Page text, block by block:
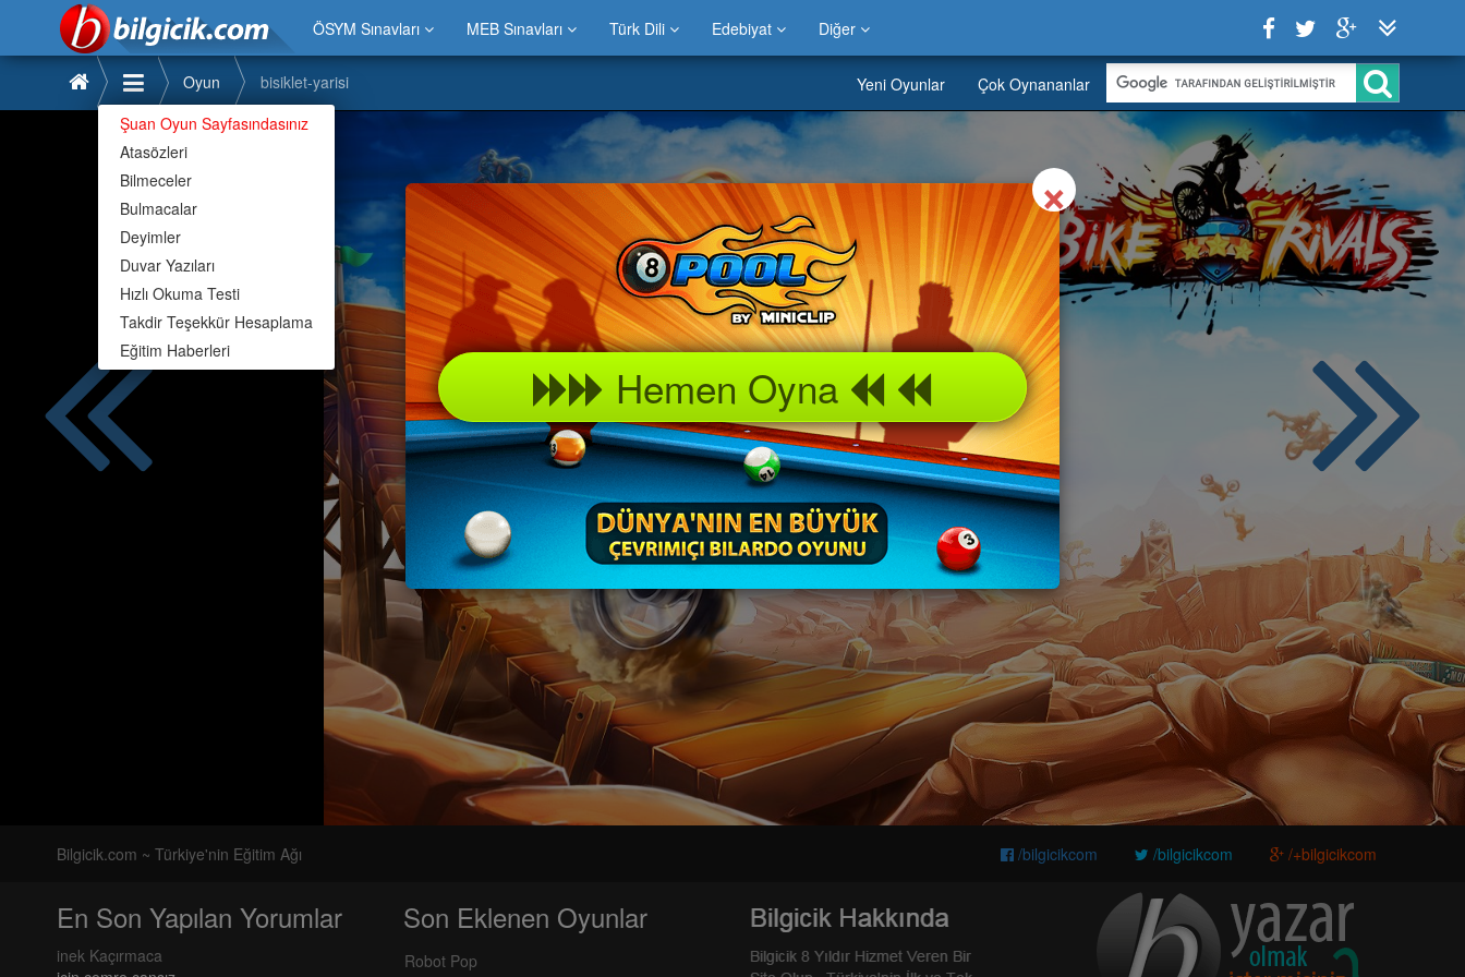
ÖSYM Sınavları MEB Sınavları Türk Dili Edebiyat Diğer
Şuan Oyun Sayfasındasınız
Atasözleri
Bilmeceler
Bulmacalar
Deyimler
Duvar Yazıları
Hızlı Okuma Testi
Takdir Teşekkür Hesaplama
Eğitim Haberleri
Oyun bisiklet-yarisi Yeni Oyunlar Çok Oynananlar
Bilgicik.com ~ Türkiye'nin Eğitim Ağı /bilgicikcom /bilgicikcom /+bilgicikcom
En Son Yapılan Yorumlar
inek Kaçırmaca
Son Eklenen Oyunlar
Robot Pop
×Close
Hemen Oyna